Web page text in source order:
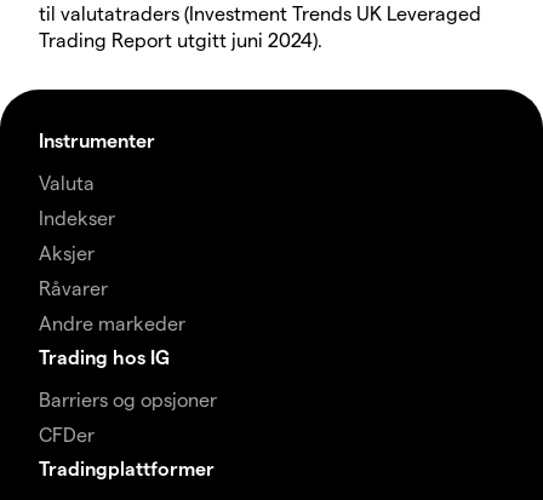
til valutatraders (Investment Trends UK Leveraged
Trading Report utgitt juni 2024).
Instrumenter
Valuta
Indekser
Aksjer
Råvarer
Andre markeder
Trading hos IG
Barriers og opsjoner
CFDer
Tradingplattformer